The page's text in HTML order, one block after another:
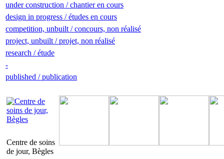
under construction / chantier en cours
design in progress / études en cours
competition, unbuilt / concours, non réalisé
project, unbuilt / projet, non réalisé
research / étude
-
published / publication
Centre de soins
de jour, Bègles